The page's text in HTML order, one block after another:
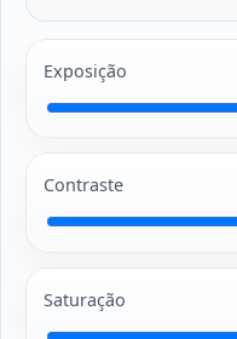
Exposição
Contraste
Saturação